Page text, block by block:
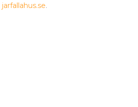
jarfallahus.se.